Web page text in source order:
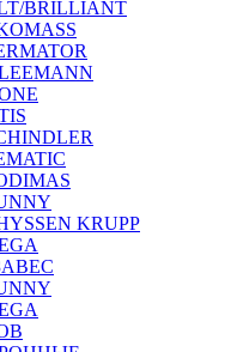
BRILLIANT
KRUPP